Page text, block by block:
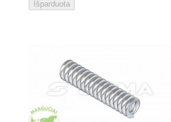
Išparduota